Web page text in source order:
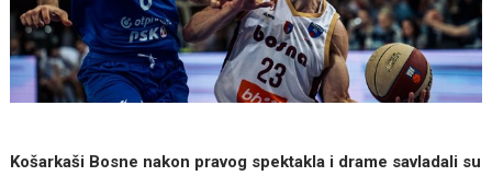
Košarkaši Bosne nakon pravog spektakla i drame savladali su